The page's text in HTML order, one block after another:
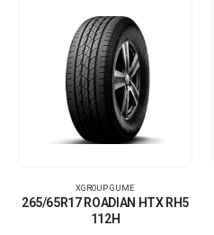
XGROUP GUME
265/65R17 ROADIAN HTX RH5
112H